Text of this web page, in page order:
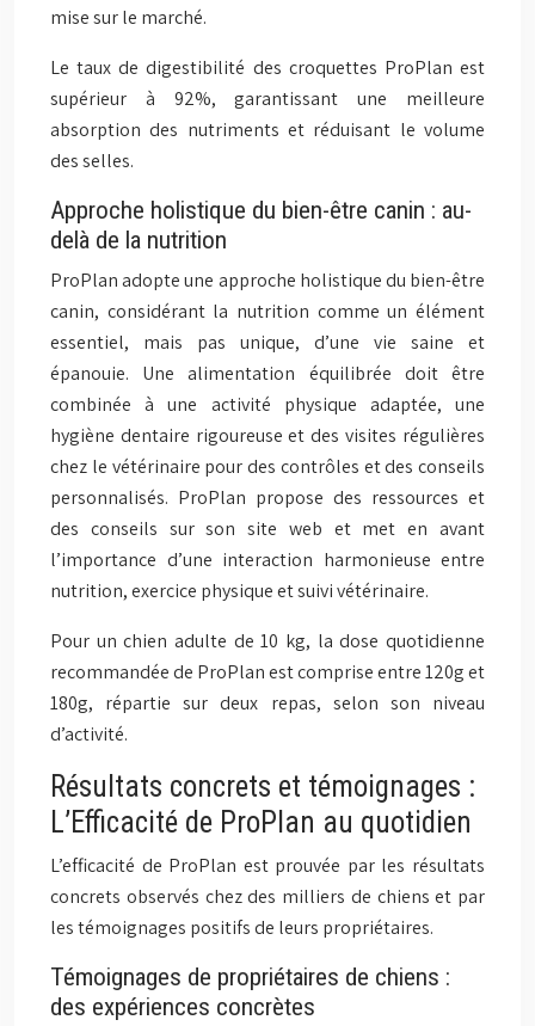
mise sur le marché.
Le taux de digestibilité des croquettes ProPlan est
supérieur à 92%, garantissant une meilleure
absorption des nutriments et réduisant le volume
des selles.
Approche holistique du bien-être canin : au-
delà de la nutrition
ProPlan adopte une approche holistique du bien-être
canin, considérant la nutrition comme un élément
essentiel, mais pas unique, d’une vie saine et
épanouie. Une alimentation équilibrée doit être
combinée à une activité physique adaptée, une
hygiène dentaire rigoureuse et des visites régulières
chez le vétérinaire pour des contrôles et des conseils
personnalisés. ProPlan propose des ressources et
des conseils sur son site web et met en avant
l’importance d’une interaction harmonieuse entre
nutrition, exercice physique et suivi vétérinaire.
Pour un chien adulte de 10 kg, la dose quotidienne
recommandée de ProPlan est comprise entre 120g et
180g, répartie sur deux repas, selon son niveau
d’activité.
Résultats concrets et témoignages :
L’Efficacité de ProPlan au quotidien
L’efficacité de ProPlan est prouvée par les résultats
concrets observés chez des milliers de chiens et par
les témoignages positifs de leurs propriétaires.
Témoignages de propriétaires de chiens :
des expériences concrètes